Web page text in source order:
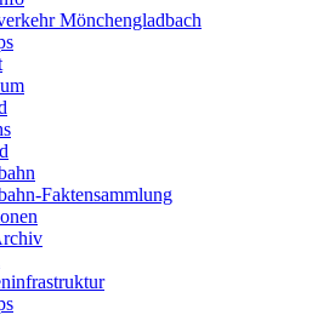
Mönchengladbach
Faktensammlung